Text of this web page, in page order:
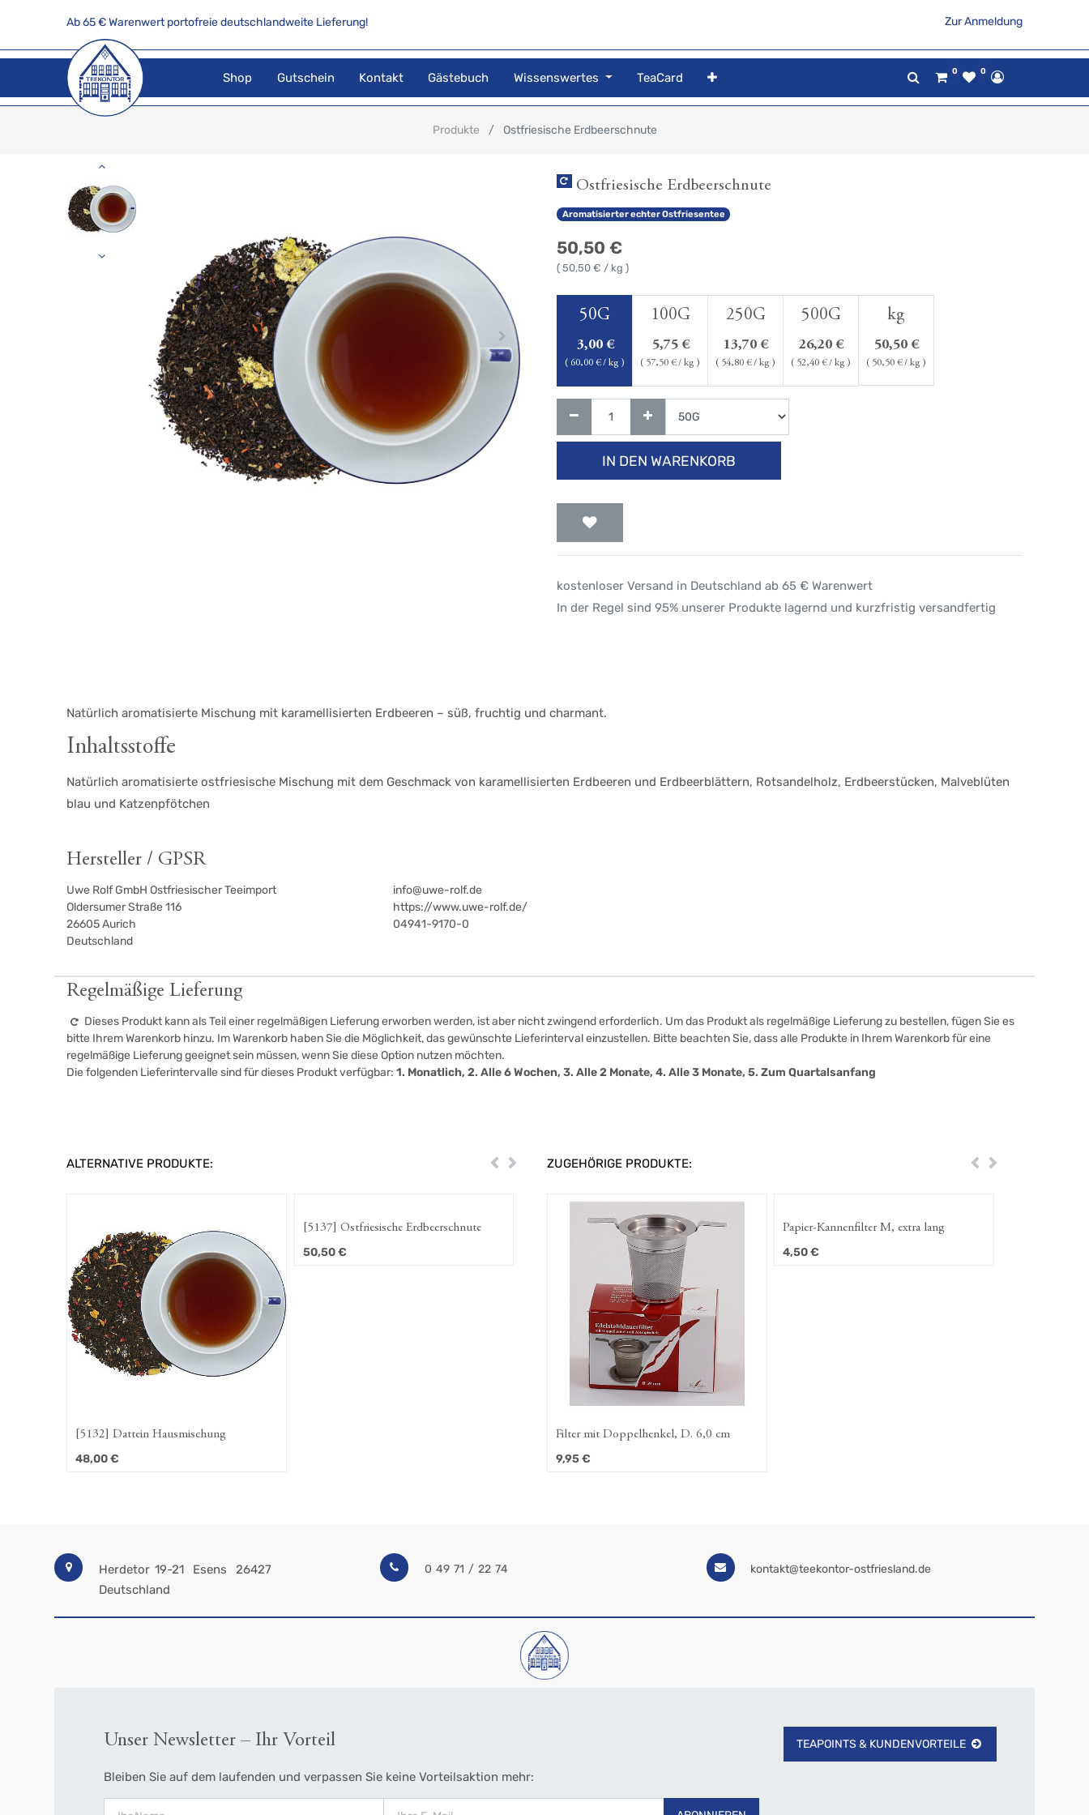
Ab 65 € Warenwert portofreie deutschlandweite Lieferung! Zur Anmeldung
Shop Gutschein Kontakt Gästebuch Wissenswertes TeaCard 0 0
Produkte Ostfriesische Erdbeerschnute
Ostfriesische Erdbeerschnute
Aromatisierter echter Ostfriesentee
50,50 €
( 50,50 € / kg )
50G
3,00€
( 60,00 € / kg )
100G
5,75€
( 57,50 € / kg )
250G
13,70 €
( 54,80 € / kg )
500G
26,20 €
( 52,40 € / kg )
kg
50,50 €
( 50,50 € / kg )
IN DEN WARENKORB
kostenloser Versand in Deutschland ab 65 € Warenwert
In der Regel sind 95% unserer Produkte lagernd und kurzfristig versandfertig
Natürlich aromatisierte Mischung mit karamellisierten Erdbeeren – süß, fruchtig und charmant.
Inhaltsstoffe
Natürlich aromatisierte ostfriesische Mischung mit dem Geschmack von karamellisierten Erdbeeren und Erdbeerblättern, Rotsandelholz, Erdbeerstücken, Malveblüten
blau und Katzenpfötchen
Hersteller / GPSR
Uwe Rolf GmbH Ostfriesischer Teeimport
Oldersumer Straße 116
26605Aurich
Deutschland
info@uwe-rolf.de
https://www.uwe-rolf.de/
04941-9170-0
Regelmäßige Lieferung
Dieses Produkt kann als Teil einer regelmäßigen Lieferung erworben werden, ist aber nicht zwingend erforderlich. Um das Produkt als regelmäßige Lieferung zu bestellen, fügen Sie es
bitte Ihrem Warenkorb hinzu. Im Warenkorb haben Sie die Möglichkeit, das gewünschte Lieferinterval einzustellen. Bitte beachten Sie, dass alle Produkte in Ihrem Warenkorb für eine
regelmäßige Lieferung geeignet sein müssen, wenn Sie diese Option nutzen möchten.
Die folgenden Lieferintervalle sind für dieses Produkt verfügbar:1. Monatlich, 2. Alle 6 Wochen, 3. Alle 2 Monate, 4. Alle 3 Monate, 5. Zum Quartalsanfang
ALTERNATIVE PRODUKTE: ZurückWeiter
[5137] Ostfriesische Erdbeerschnute
50,50€
[5137] Ostfriesische Erdbeerschnute
50,50
[5119] Ostfriesische Klönstunde
45,50
ZUGEHÖRIGE PRODUKTE: ZurückWeiter
Papier-Kannenfilter M, extra lang
€
Papier-Kannenfilter M, extra lang
Würfelkandis 250g
Herdetor 19-21 Esens
26427
Deutschland
0 49 71 / 22 74 kontakt@teekontor-ostfriesland.de
Unser Newsletter – Ihr Vorteil
Bleiben Sie auf dem laufenden und verpassen Sie keine Vorteilsaktion mehr:
TEAPOINTS & KUNDENVORTEILE